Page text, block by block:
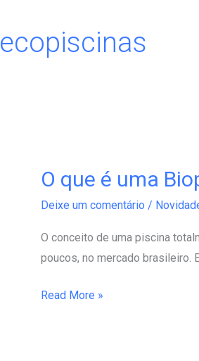
ecopiscinas
O que é uma
Deixe um comentário /
O conceito de uma piscina
poucos, no mercado brasileiro.
O
uma
Biopiscina?
Read More »